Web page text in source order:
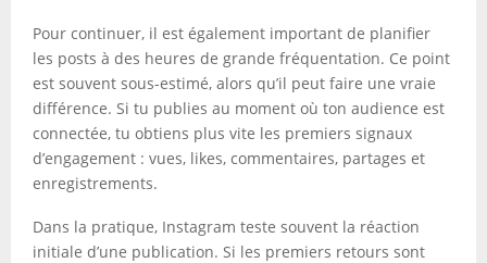
Pour continuer, il est également important de planifier
les posts à des heures de grande fréquentation. Ce point
est souvent sous-estimé, alors qu’il peut faire une vraie
différence. Si tu publies au moment où ton audience est
connectée, tu obtiens plus vite les premiers signaux
d’engagement : vues, likes, commentaires, partages et
enregistrements.
Dans la pratique, Instagram teste souvent la réaction
initiale d’une publication. Si les premiers retours sont